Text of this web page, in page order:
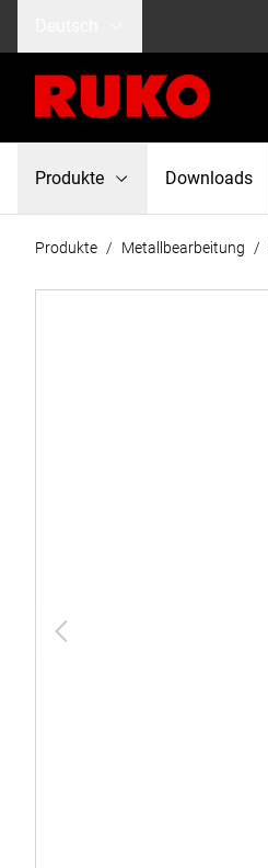
Produkte Downloads
Produkte / Metallbearbeitung /